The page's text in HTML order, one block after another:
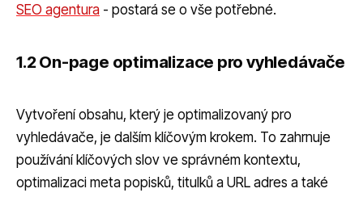
SEO agentura - postará se o vše potřebné.
1.2 On-page optimalizace pro vyhledávače
Vytvoření obsahu, který je optimalizovaný pro
vyhledávače, je dalším klíčovým krokem. To zahrnuje
používání klíčových slov ve správném kontextu,
optimalizaci meta popisků, titulků a URL adres a také